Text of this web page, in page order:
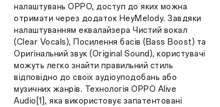
налаштувань OPPO, доступ до яких можна
отримати через додаток HeyMelody. Завдяки
налаштуванням еквалайзера Чистий вокал
(Clear Vocals), Посилення басів (Bass Boost) та
Оригінальний звук (Original Sound), користувачі
можуть легко знайти правильний стиль
відповідно до своїх аудіоуподобань або
музичних жанрів. Технологія OPPO Alive
Audio[1], яка використовує запатентовані